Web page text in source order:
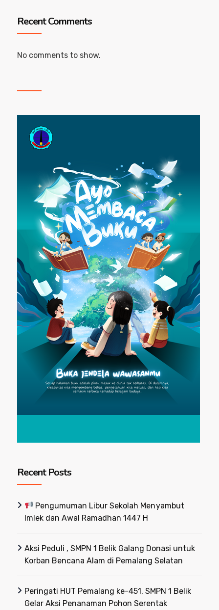
Recent Comments
No comments to show.
Recent Posts
Pengumuman Libur Sekolah Menyambut
Imlek dan Awal Ramadhan 1447 H
Aksi Peduli , SMPN 1 Belik Galang Donasi untuk
Korban Bencana Alam di Pemalang Selatan
Peringati HUT Pemalang ke-451, SMPN 1 Belik
Gelar Aksi Penanaman Pohon Serentak